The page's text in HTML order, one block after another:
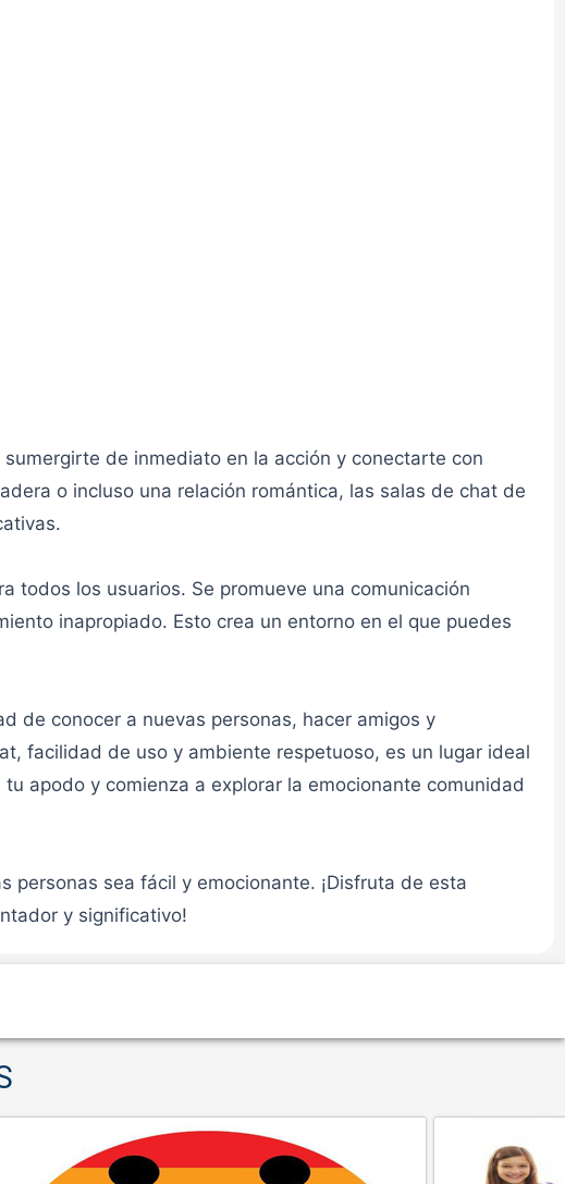
👮admin
👮admin
👮admin
👮admin
👮admin
de inmediato en la acción y conectarte con
o incluso una relación romántica, las salas de chat de
todos los usuarios. Se promueve una comunicación
inapropiado. Esto crea un entorno en el que puedes
de conocer a nuevas personas, hacer amigos y
facilidad de uso y ambiente respetuoso, es un lugar ideal
apodo y comienza a explorar la emocionante comunidad
personas sea fácil y emocionante. ¡Disfruta de esta
y significativo!